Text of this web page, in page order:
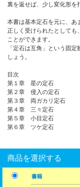
裏を返せば、少し変化形を
本書は基本定石を元に、あ
正しく受けられたとしても
ことができます。
「定石は互角」という固
しょう。
目次
第１章 星の定石
第２章 侵入の定石
第３章 両ガカリ定石
第４章 三々定石
第５章 小目定石
第６章 ツケ定石
商品を選択する
書籍